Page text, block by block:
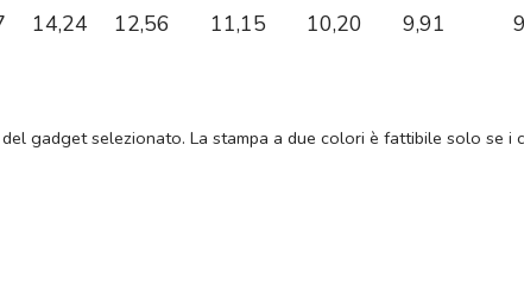
14,24 12,56 11,15 10,20 9,91
gadget selezionato. La stampa a due colori è fattibile solo se i